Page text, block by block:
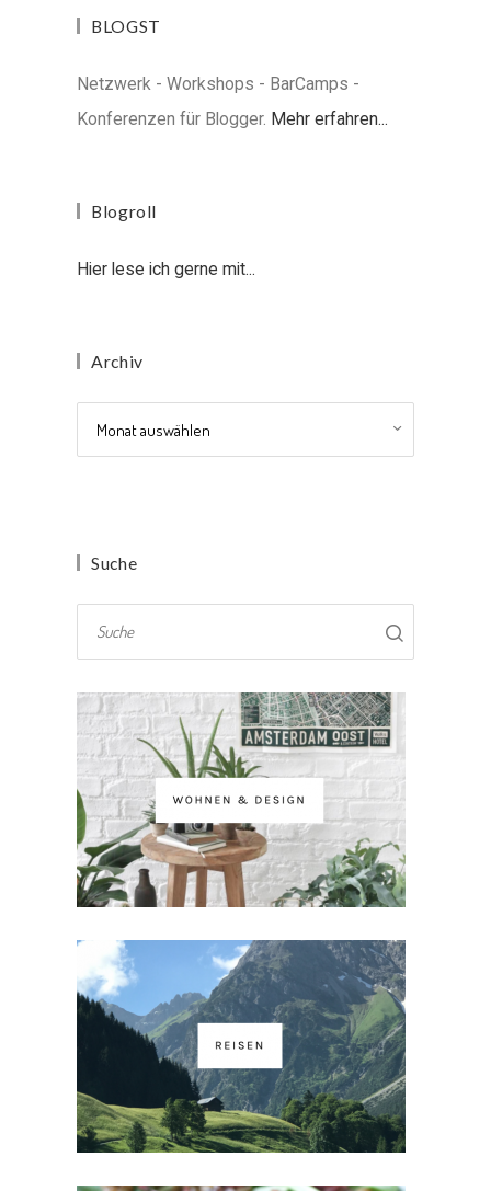
BLOGST
Netzwerk - Workshops - BarCamps -
Konferenzen für Blogger. Mehr erfahren...
Blogroll
Hier lese ich gerne mit...
Archiv
Suche